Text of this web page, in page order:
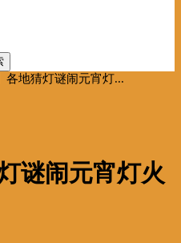
各地猜灯谜闹元宵灯...
谜闹元宵灯火